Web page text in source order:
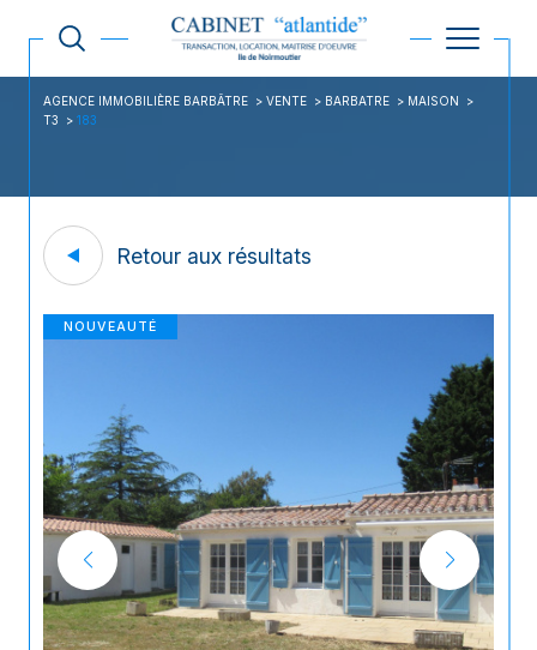
AGENCE IMMOBILIÈRE BARBÂTRE VENTE BARBATRE
MAISON
T3
183
Retour aux résultats
NOUVEAUTÉ